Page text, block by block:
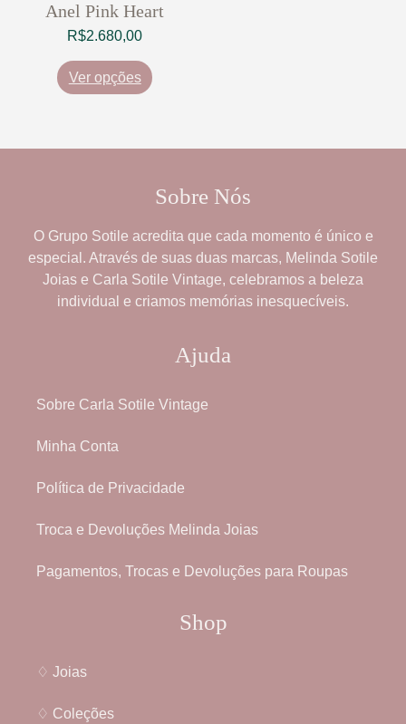
Anel Pink Heart
R$2.680,00
Ver opções
Sobre Nós
O Grupo Sotile acredita que cada momento é único e
especial. Através de suas duas marcas, Melinda Sotile
Joias e Carla Sotile Vintage, celebramos a beleza
individual e criamos memórias inesquecíveis.
Ajuda
Sobre Carla Sotile Vintage
Minha Conta
Política de Privacidade
Troca e Devoluções Melinda Joias
Pagamentos, Trocas e Devoluções para Roupas
Shop
♢ Joias
♢ Coleções